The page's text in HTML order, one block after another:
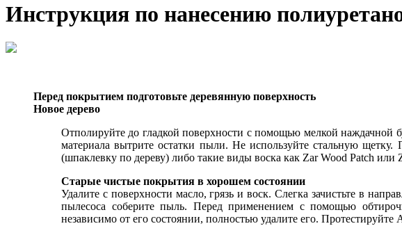
Инструкция по нанесению
Перед покрытием подготовьте деревянную поверхность
Новое дерево
Отполируйте до гладкой поверхности с помощью мелкой
материала вытрите остатки пыли. Не используйте стальную
(шпаклевку по дереву) либо такие виды воска как Zar Wood Patch или
Старые чистые покрытия в хорошем состоянии
Удалите с поверхности масло, грязь и воск. Слегка зачистьте в
пылесоса соберите пыль. Перед применением с помощью
независимо от его состоянии, полностью удалите его.